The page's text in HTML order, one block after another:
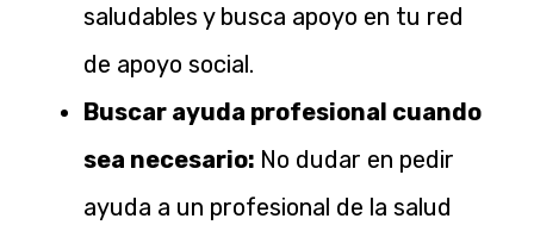
saludables y busca apoyo en tu red
de apoyo social.
Buscar ayuda profesional cuando
sea necesario: No dudar en pedir
ayuda a un profesional de la salud